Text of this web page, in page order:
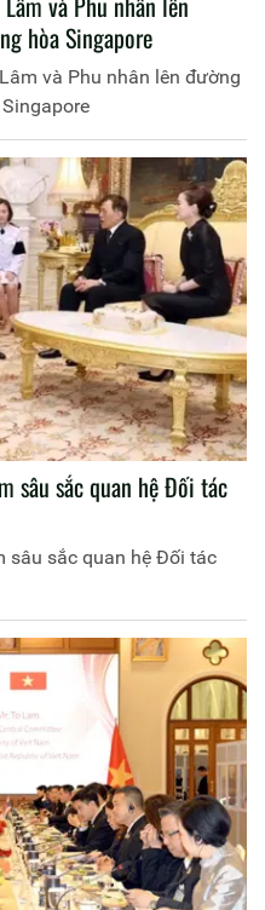
hòa Singapore
và Phu nhân lên đường
sâu sắc quan hệ Đối tác
sâu sắc quan hệ Đối tác